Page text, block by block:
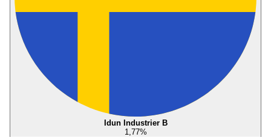
Idun Industrier B
1,77%